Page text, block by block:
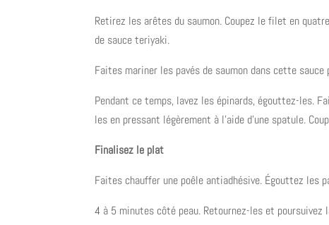
Retirez les arêtes du saumon. Coupez le filet en
de sauce teriyaki.
Faites mariner les pavés de saumon dans cette
Pendant ce temps, lavez les épinards, égouttez-les.
les en pressant légèrement à l’aide d’une spatule.
Finalisez le plat
Faites chauffer une poêle antiadhésive. Égouttez les
4 à 5 minutes côté peau. Retournez-les et